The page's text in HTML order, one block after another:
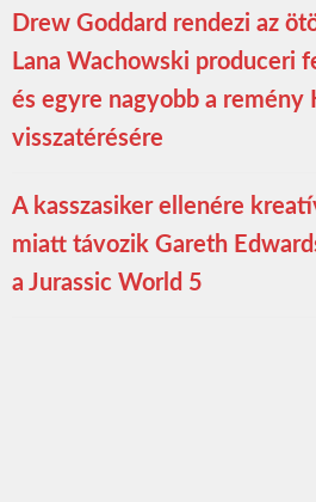
Drew Goddard rendezi az
Lana Wachowski produceri
és egyre nagyobb a remény
visszatérésére
A kasszasiker ellenére
miatt távozik Gareth
a Jurassic World 5